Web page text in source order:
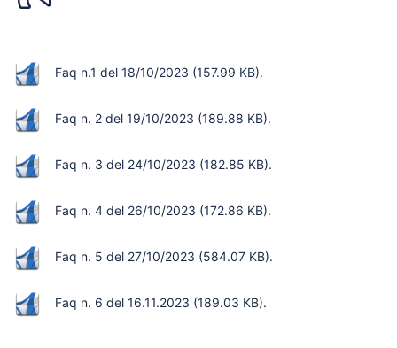
Faq n.1 del 18/10/2023 (157.99 KB).
Faq n. 2 del 19/10/2023 (189.88 KB).
Faq n. 3 del 24/10/2023 (182.85 KB).
Faq n. 4 del 26/10/2023 (172.86 KB).
Faq n. 5 del 27/10/2023 (584.07 KB).
Faq n. 6 del 16.11.2023 (189.03 KB).